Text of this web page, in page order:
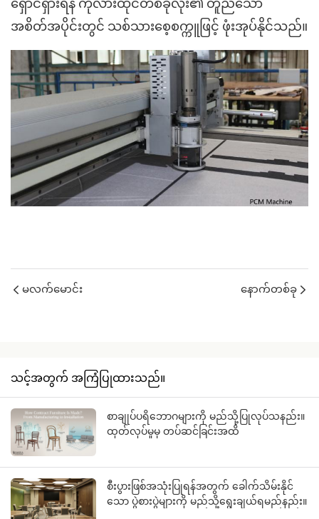
ရှောင်ရှားရန် ကုလားထိုင်တစ်ခုလုံး၏ တူညီသော
အစိတ်အပိုင်းတွင် သစ်သားစေ့စက္ကူဖြင့် ဖုံးအုပ်နိုင်သည်။
မလက်မောင်း နောက်တစ်ခု
သင့်အတွက် အကြံပြုထားသည်။
စာချုပ်ပရိဘောဂများကို မည်သို့ပြုလုပ်သနည်း။
ထုတ်လုပ်မှုမှ တပ်ဆင်ခြင်းအထိ
စီးပွားဖြစ်အသုံးပြုရန်အတွက် ခေါက်သိမ်းနိုင်
သော ပွဲစားပွဲများကို မည်သို့ရွေးချယ်ရမည်နည်း။